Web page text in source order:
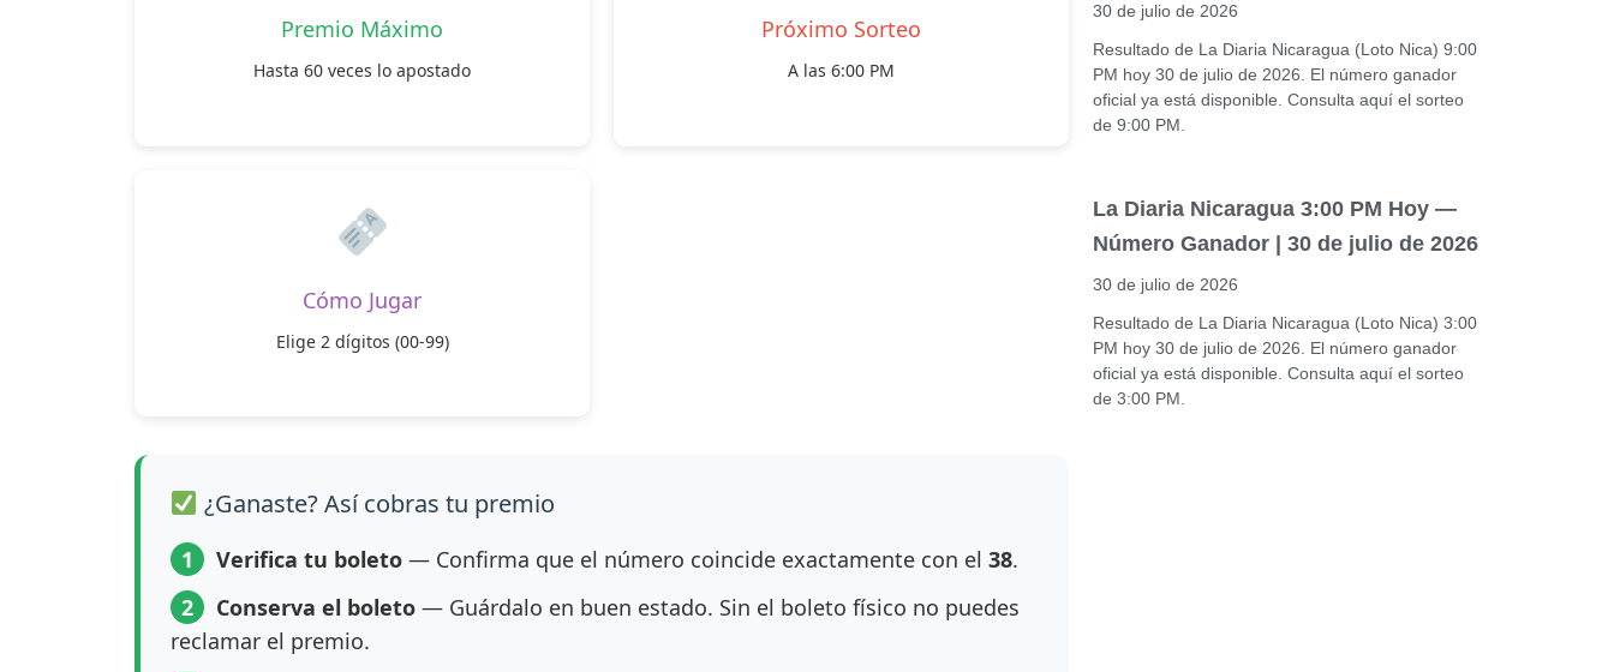
Premio Máximo
Hasta 60 veces lo apostado
Próximo Sorteo
A las 6:00 PM
Cómo Jugar
Elige 2 dígitos (00-99)
¿Ganaste? Así cobras tu premio
1 Verifica tu boleto — Confirma que el número coincide exactamente con el 38.
2
Conserva el boleto — Guárdalo en buen estado. Sin el boleto físico no puedes
reclamar el premio.
30 de julio de 2026
Resultado de La Diaria Nicaragua (Loto Nica) 9:00
PM hoy 30 de julio de 2026. El número ganador
oficial ya está disponible. Consulta aquí el sorteo
de 9:00 PM.
La Diaria Nicaragua 3:00 PM Hoy —
Número Ganador | 30 de julio de 2026
30 de julio de 2026
Resultado de La Diaria Nicaragua (Loto Nica) 3:00
PM hoy 30 de julio de 2026. El número ganador
oficial ya está disponible. Consulta aquí el sorteo
de 3:00 PM.